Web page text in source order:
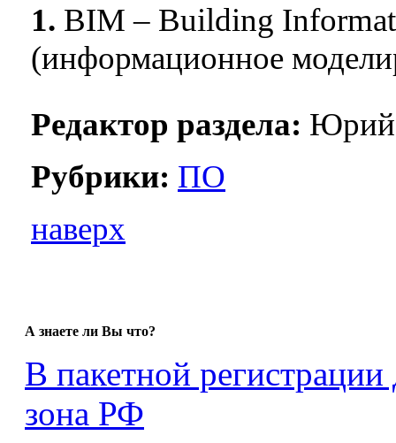
1. BIM – Building
(информационное
Редактор раздела: Юрий
Рубрики: ПО
наверх
А знаете ли Вы что?
В пакетной
зона РФ